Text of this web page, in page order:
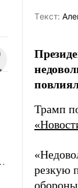
Tекст:
Трамп
резкую